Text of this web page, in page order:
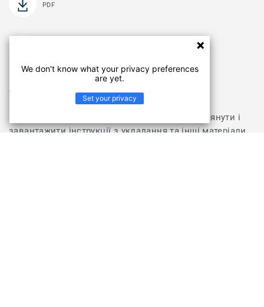
PDF
Взірці колекції
Відвідайте розділ з документами, щоб переглянути і
завантажити інструкції з укладання та інші матеріали
We don't know what your privacy preferences
are yet.
Set your privacy